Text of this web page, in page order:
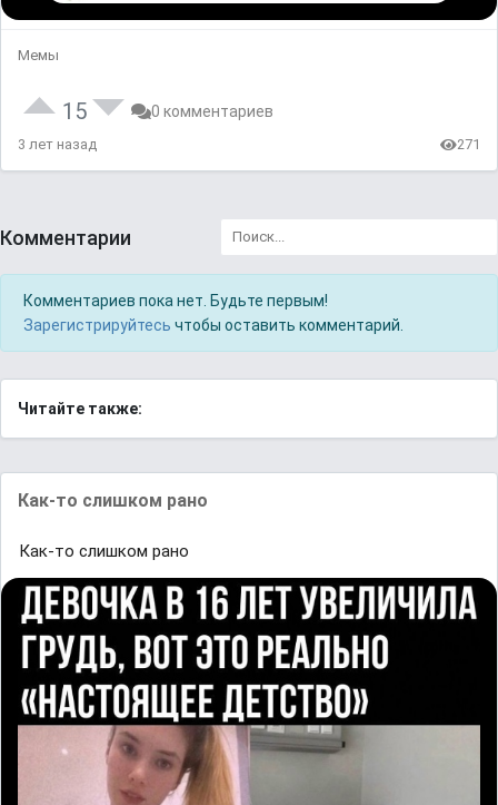
Мемы
15 0 комментариев
3 лет назад 271
Комментарии
Комментариев пока нет. Будьте первым!
Зарегистрируйтесь чтобы оставить комментарий.
Читайте также:
Как-то слишком рано
Как-то слишком рано